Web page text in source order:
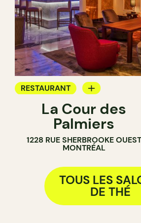
RESTAURANT
SALLE DE THÉ
La Cour des
Palmiers
1228 RUE SHERBROOKE OUEST
MONTRÉAL
TOUS LES
DE THÉ